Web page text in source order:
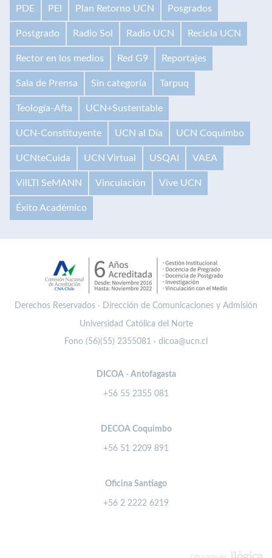
PDE PEI Plan Retorno UCN Posgrados
Postgrado Radio Sol Radio UCN Recicla UCN
Rector en los medios Red G9 Reportajes
Sala de Prensa Sin categoría Tarpuq
Teología-Afta UCN+Sustentable
UCN-Constituyente UCN al Día UCN Coquimbo
UCNteCuida UCN Virtual USQAI VAEA
VilLTI SeMANN Vinculación Vive UCN
Éxito Académico
Derechos Reservados · Dirección de Comunicaciones y Admisión
Universidad Católica del Norte
Fono (56)(55) 2355081 · dicoa@ucn.cl
DICOA - Antofagasta
+56 55 2355 081
DECOA Coquimbo
+56 51 2209 891
Oficina Santiago
+56 2 2222 6219